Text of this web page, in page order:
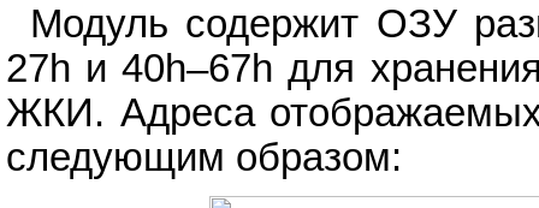
Модуль содержит ОЗУ
27h и 40h–67h для
ЖКИ. Адреса
следующим образом: